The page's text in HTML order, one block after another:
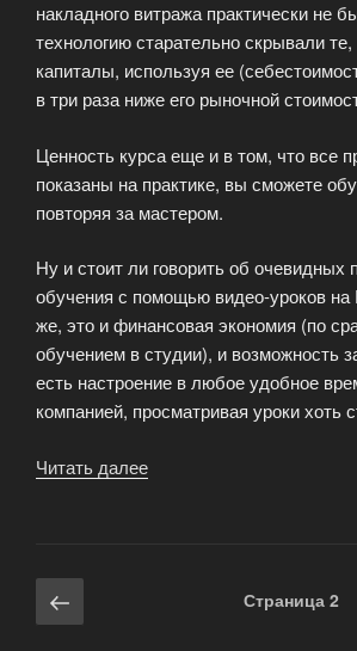
накладного витража практически не
технологию старательно скрывали
капиталы, используя ее
в три раза ниже его рыночной
Ценность курса еще и в том, что все
показаны на практике, вы сможете
повторяя за мастером.
Ну и стоит ли говорить об очевидных
обучения с помощью видео-уроков на
же, это и финансовая экономия (по
обучением в студии), и возможность
есть настроение в любое удобное
компанией, просматривая уроки хоть
Читать далее
Навигация
по
Предыдущая
страница
Страница 2